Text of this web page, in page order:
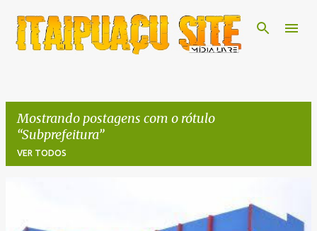
Pular para o conteúdo principal
Mostrando postagens com o rótulo
Subprefeitura
VER TODOS